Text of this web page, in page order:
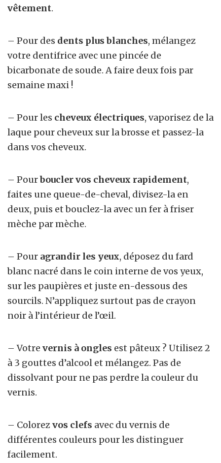
vêtement.
– Pour des dents plus blanches, mélangez
votre dentifrice avec une pincée de
bicarbonate de soude. A faire deux fois par
semaine maxi !
– Pour les cheveux électriques, vaporisez de la
laque pour cheveux sur la brosse et passez-la
dans vos cheveux.
– Pourboucler vos cheveux rapidement,
faites une queue-de-cheval, divisez-la en
deux, puis et bouclez-la avec un fer à friser
mèche par mèche.
– Pour agrandir les yeux, déposez du fard
blanc nacré dans le coin interne de vos yeux,
sur les paupières et juste en-dessous des
sourcils. N’appliquez surtout pas de crayon
noir à l’intérieur de l’œil.
– Votre vernis à ongles est pâteux ? Utilisez 2
à 3 gouttes d’alcool et mélangez. Pas de
dissolvant pour ne pas perdre la couleur du
vernis.
– Colorezvos clefs avec du vernis de
différentes couleurs pour les distinguer
facilement.